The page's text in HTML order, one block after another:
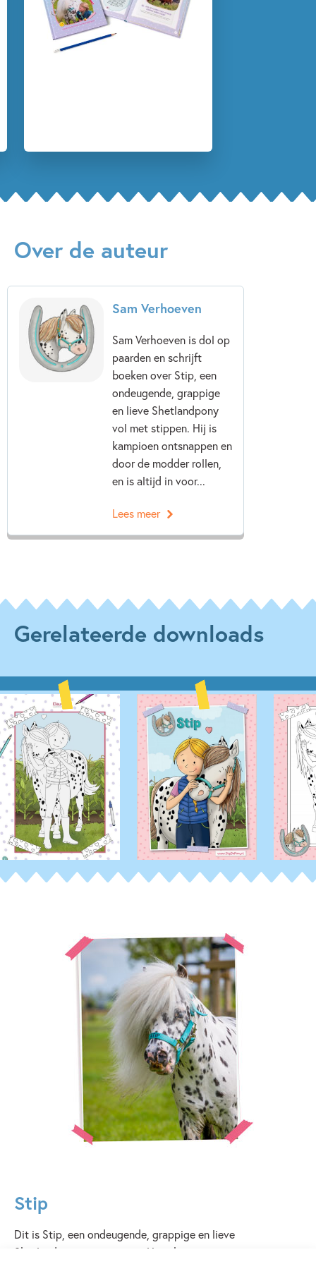
Over de auteur
Sam Verhoeven
Sam Verhoeven is dol op
paarden en schrijft
boeken over Stip, een
ondeugende, grappige
en lieve Shetlandpony
vol met stippen. Hij is
kampioen ontsnappen en
door de modder rollen,
en is altijd in voor...
Lees meer
Gerelateerde downloads
Stip
Dit is Stip, een ondeugende, grappige en lieve
Shetlandpony met stippen. Hij is kampioen ontsnappen en